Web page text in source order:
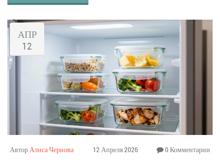
АПР
12
АвторАлиса Чернова 12 Апреля 2026 0 Комментарии